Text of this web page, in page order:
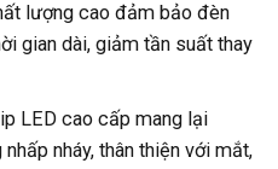
lượng cao đảm bảo đèn
gian dài, giảm tần suất thay
LED cao cấp mang lại
nháy, thân thiện với mắt,